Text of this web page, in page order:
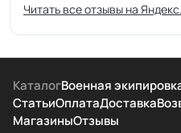
Читать все отзывы на
КаталогВоенная
СтатьиОплатаДоставка
МагазиныОтзывы